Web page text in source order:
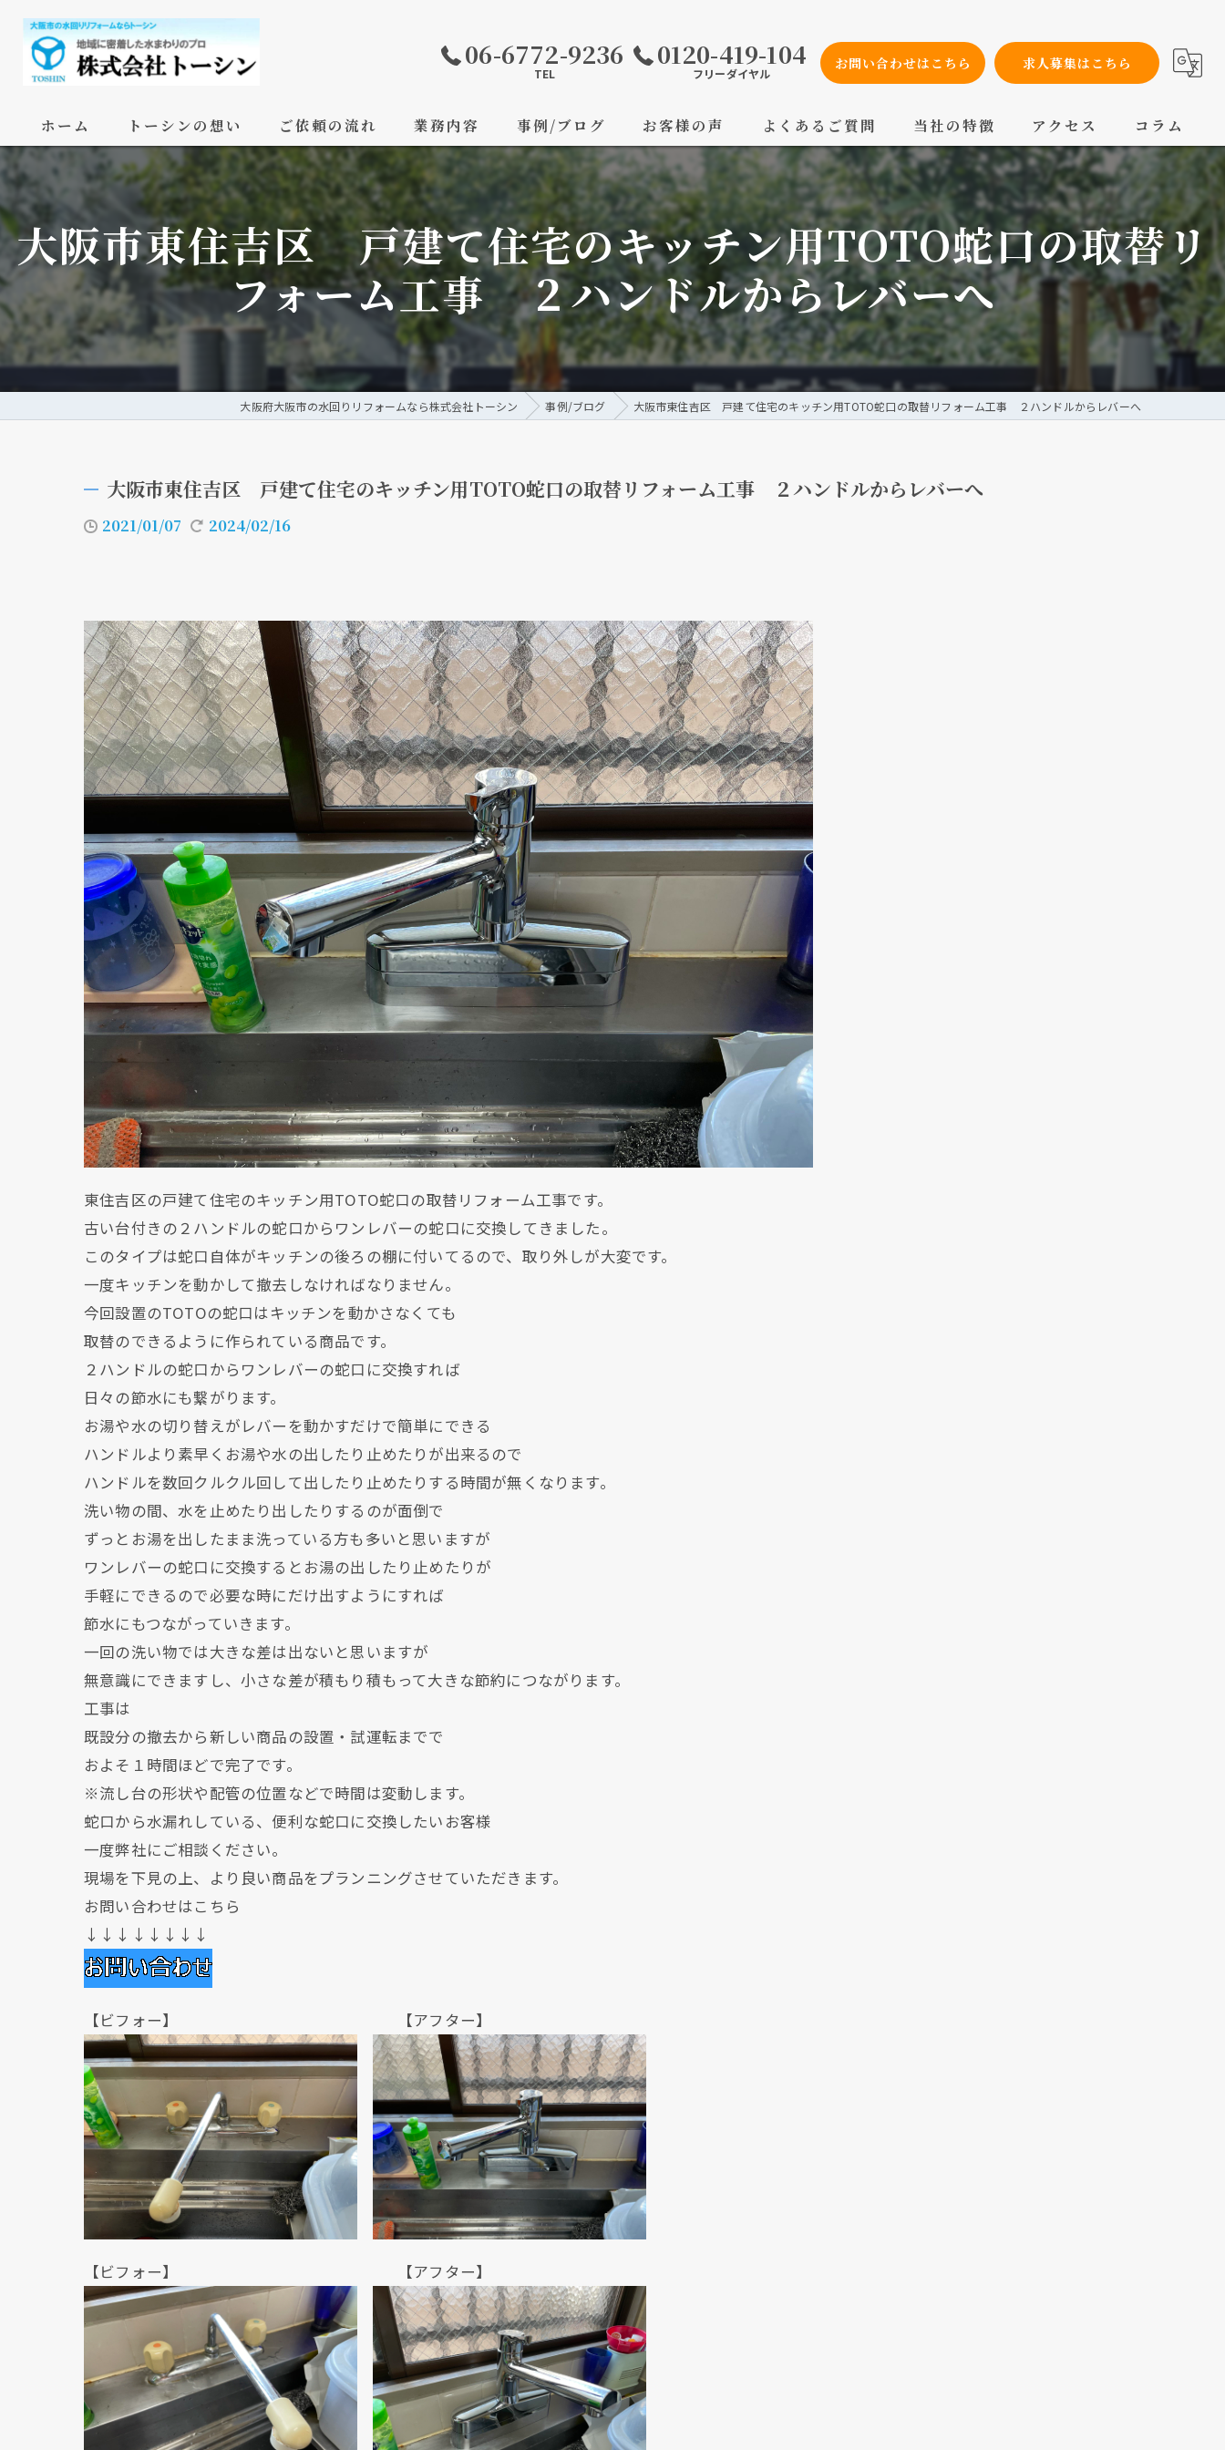
06-6772-9236
TEL
0120-419-104
フリーダイヤル
お問い合わせはこちら 求人募集はこちら
ホーム トーシンの想い ご依頼の流れ 業務内容 事例/ブログ お客様の声 よくあるご質問 当社の特徴
設備工事
内装工事
メンテナンス
配管工事
交換
アクセス コラム
大阪市東住吉区 戸建て住宅のキッチン用TOTO蛇口の取替リ
フォーム工事 ２ハンドルからレバーへ
大阪府大阪市の水回りリフォームなら株式会社トーシン 事例/ブログ 大阪市東住吉区 戸建て住宅のキッチン用TOTO蛇口の取替リフォーム工事 ２ハンドルからレバーへ
大阪市東住吉区 戸建て住宅のキッチン用TOTO蛇口の取替リフォーム工事 ２ハンドルからレバーへ
2021/01/07 2024/02/16
東住吉区の戸建て住宅のキッチン用TOTO蛇口の取替リフォーム工事です。
古い台付きの２ハンドルの蛇口からワンレバーの蛇口に交換してきました。
このタイプは蛇口自体がキッチンの後ろの棚に付いてるので、取り外しが大変です。
一度キッチンを動かして撤去しなければなりません。
今回設置のTOTOの蛇口はキッチンを動かさなくても
取替のできるように作られている商品です。
２ハンドルの蛇口からワンレバーの蛇口に交換すれば
日々の節水にも繋がります。
お湯や水の切り替えがレバーを動かすだけで簡単にできる
ハンドルより素早くお湯や水の出したり止めたりが出来るので
ハンドルを数回クルクル回して出したり止めたりする時間が無くなります。
洗い物の間、水を止めたり出したりするのが面倒で
ずっとお湯を出したまま洗っている方も多いと思いますが
ワンレバーの蛇口に交換するとお湯の出したり止めたりが
手軽にできるので必要な時にだけ出すようにすれば
節水にもつながっていきます。
一回の洗い物では大きな差は出ないと思いますが
無意識にできますし、小さな差が積もり積もって大きな節約につながります。
工事は
既設分の撤去から新しい商品の設置・試運転までで
およそ１時間ほどで完了です。
※流し台の形状や配管の位置などで時間は変動します。
蛇口から水漏れしている、便利な蛇口に交換したいお客様
一度弊社にご相談ください。
現場を下見の上、より良い商品をプランニングさせていただきます。
お問い合わせはこちら
↓↓↓↓↓↓↓↓
【ビフォー】 【アフター】
【ビフォー】 【アフター】
クリックでチラシのページにジャンプします
クリックでチラシのページにジャンプします